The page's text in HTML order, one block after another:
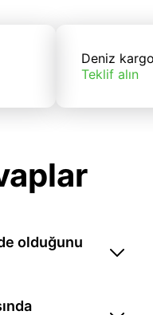
Deniz
Teklif alın
olduğunu